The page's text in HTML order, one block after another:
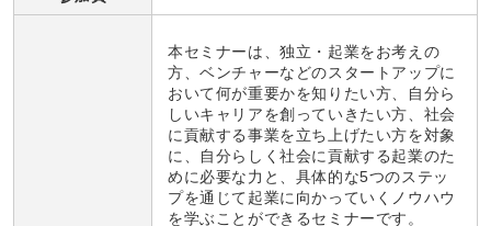
本セミナーは、独立・起業をお考えの
方、ベンチャーなどのスタートアップに
おいて何が重要かを知りたい方、自分ら
しいキャリアを創っていきたい方、社会
に貢献する事業を立ち上げたい方を対象
に、自分らしく社会に貢献する起業のた
めに必要な力と、具体的な5つのステッ
プを通じて起業に向かっていくノウハウ
を学ぶことができるセミナーです。